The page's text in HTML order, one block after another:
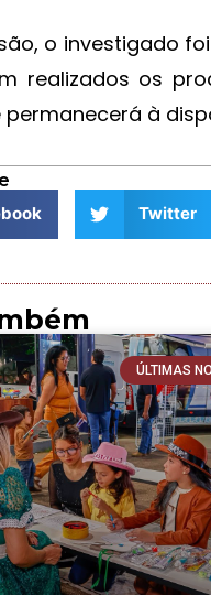
o investigado
realizados os
permanecerá à
Twitter
ÚLTIMAS